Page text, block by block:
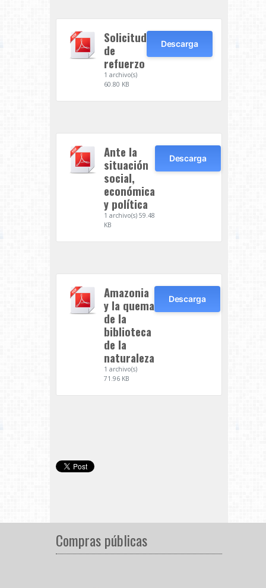
Solicitud
de
refuerzo
1 archivo(s)
60.80 KB
Descarga
Ante la
situación
social,
económica
y política
1 archivo(s) 59.48
KB
Descarga
Amazonia
y la quema
de la
biblioteca
de la
naturaleza
1 archivo(s)
71.96 KB
Descarga
Compras públicas